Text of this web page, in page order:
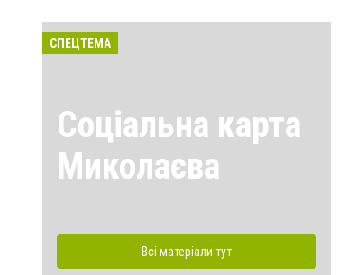
СПЕЦТЕМА
Соціальна карта
Миколаєва
Всі матеріали тут